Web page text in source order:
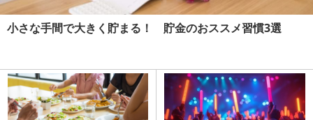
小さな手間で大きく貯まる！ 貯金のおススメ習慣3選